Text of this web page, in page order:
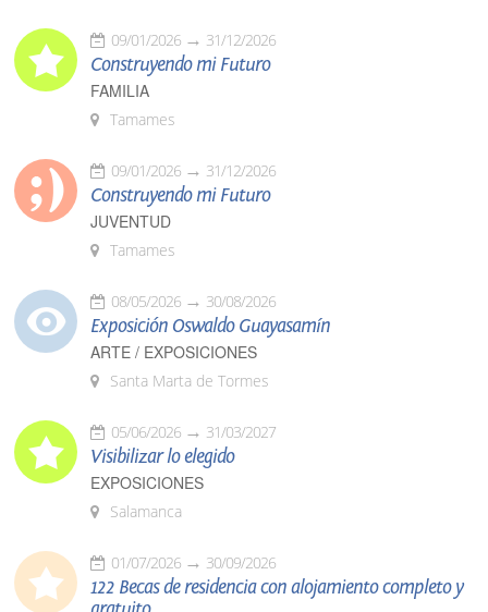
09/01/2026 31/12/2026
Construyendo mi Futuro
FAMILIA
Tamames
09/01/2026 31/12/2026
Construyendo mi Futuro
JUVENTUD
Tamames
08/05/2026 30/08/2026
Exposición Oswaldo Guayasamín
ARTE / EXPOSICIONES
Santa Marta de Tormes
05/06/2026 31/03/2027
Visibilizar lo elegido
EXPOSICIONES
Salamanca
01/07/2026 30/09/2026
122 Becas de residencia con alojamiento completo y